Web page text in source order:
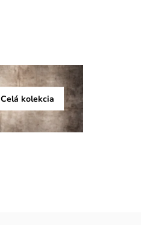
Celá kolekcia